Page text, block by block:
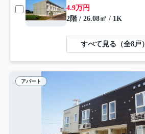
4.9万円
2階 / 26.08㎡ / 1K
すべて見る（全8戸）
アパート